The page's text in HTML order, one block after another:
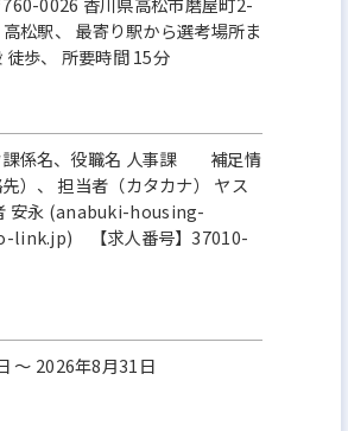
松駅、 最寄り駅から選考場所ま
徒歩、 所要時間 15分
課係名、役職名 人事課 補足情
）、 担当者（カタカナ） ヤス
安永 (anabuki-housing-
link.jp) 【求人番号】37010-
〜 2026年8月31日